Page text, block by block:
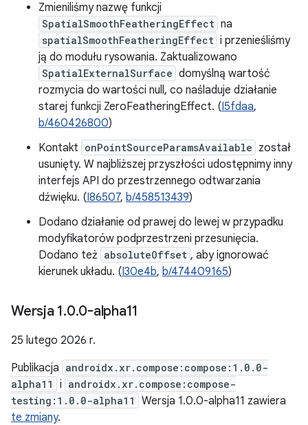
Zmieniliśmy nazwę funkcji
SpatialSmoothFeatheringEffect na
spatialSmoothFeatheringEffect i przenieśliśmy
ją do modułu rysowania. Zaktualizowano
SpatialExternalSurface domyślną wartość
rozmycia do wartości null, co naśladuje działanie
starej funkcji ZeroFeatheringEffect. (I5fdaa,
b/460426800)
Kontakt onPointSourceParamsAvailable został
usunięty. W najbliższej przyszłości udostępnimy inny
interfejs API do przestrzennego odtwarzania
dźwięku. (I86507, b/458513439)
Dodano działanie od prawej do lewej w przypadku
modyfikatorów podprzestrzeni przesunięcia.
Dodano też absoluteOffset , aby ignorować
kierunek układu. (I30e4b, b/474409165)
Wersja 1.0.0-alpha11
25 lutego 2026 r.
Publikacja androidx.xr.compose:compose:1.0.0-
alpha11
i androidx.xr.compose:compose-
testing:1.0.0-alpha11
Wersja 1.0.0-alpha11 zawiera
te zmiany.